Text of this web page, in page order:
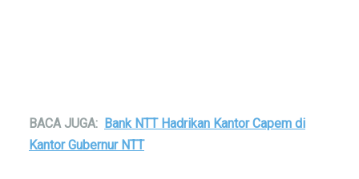
BACA JUGA: Bank NTT Hadrikan Kantor Capem di
Kantor Gubernur NTT